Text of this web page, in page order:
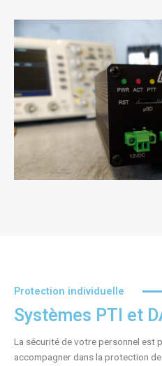
Protection individuelle
Systèmes PTI et
La sécurité de votre personnel est
accompagner dans la protection